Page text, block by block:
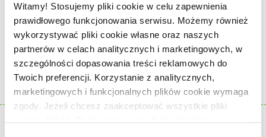
Witamy! Stosujemy pliki cookie w celu zapewnienia
prawidłowego funkcjonowania serwisu. Możemy również
wykorzystywać pliki cookie własne oraz naszych
partnerów w celach analitycznych i marketingowych, w
szczególności dopasowania treści reklamowych do
Twoich preferencji. Korzystanie z analitycznych,
marketingowych i funkcjonalnych plików cookie wymaga
zgody. Jeżeli chcesz zaakceptować wszystkie pliki
cookie, kliknij „Zaakceptuj wszystkie”. Jeżeli nie
Pokrój i ugotuj marchewkę. Kiedy będzie miękka, odcedź ją i
ugnieć na purée. Dodaj oliwki i wymieszaj składniki. Ćwiartki z
kurczaka wyłóż na talerz, obok ułóż warzywa i jarmuż. Dodaj kaszę
oraz purée marchewkowe. Do dekoracji użyj posiekanej natki
pietruszki. Smacznego!
PRZYRZĄDZISZ DZIĘKI PRODUKTOM